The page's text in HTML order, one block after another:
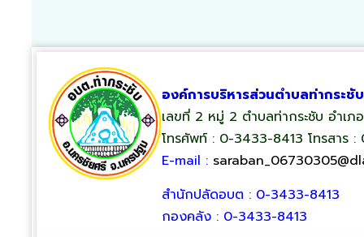
องค์การบริหารส่วนตำบลท่ากระชับ
เลขที่ 2 หมู่ 2 ตำบลท่ากระชับ อำเ
โทรศัพท์ : 0-3433-8413 โทรสาร
E-mail :
สำนักปลัดอบต : 0-3433-8413
กองคลัง : 0-3433-8413